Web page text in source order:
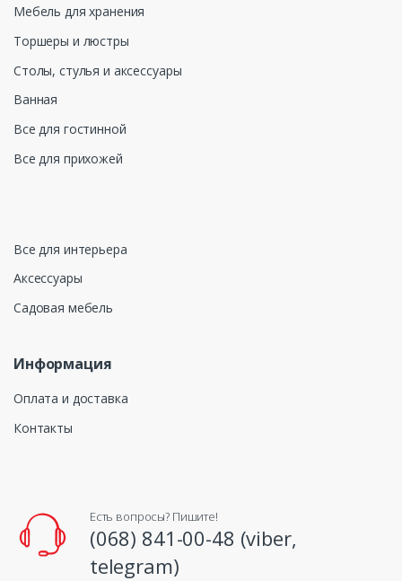
Мебель для хранения
Торшеры и люстры
Столы, стулья и аксессуары
Ванная
Все для гостинной
Все для прихожей
Все для интерьера
Аксессуары
Садовая мебель
Информация
Оплата и доставка
Контакты
Есть вопросы? Пишите!
(068) 841-00-48 (viber,
telegram)